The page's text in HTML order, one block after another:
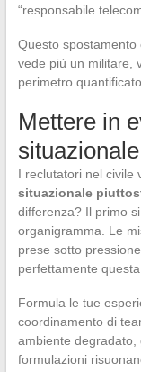
“responsabile
Questo
vede più un militare,
perimetro quantificato.
Mettere in
situazionale
I reclutatori nel civile
situazionale
differenza? Il primo
organigramma. Le
prese sotto
perfettamente
Formula le tue
coordinamento di
ambiente degradato,
formulazioni